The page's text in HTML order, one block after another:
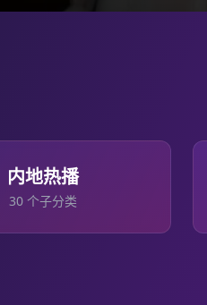
内地热播
30 个子分类